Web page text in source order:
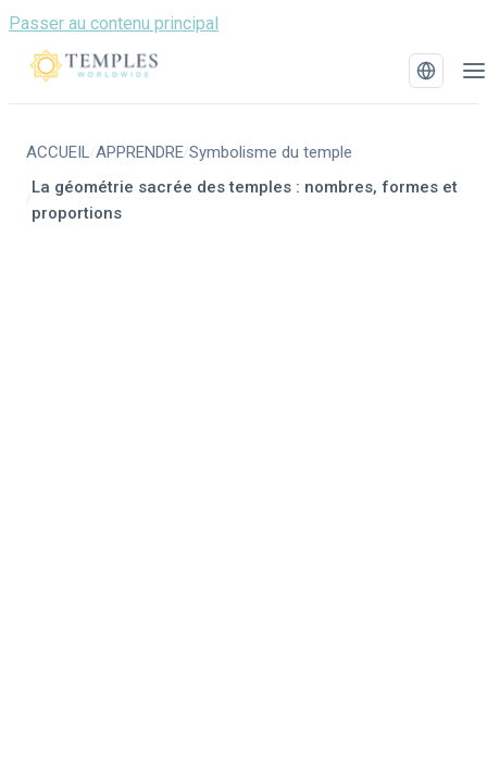
Passer au contenu principal
ACCUEIL /APPRENDRE/Symbolisme du temple
/
La géométrie sacrée des temples : nombres, formes et
proportions